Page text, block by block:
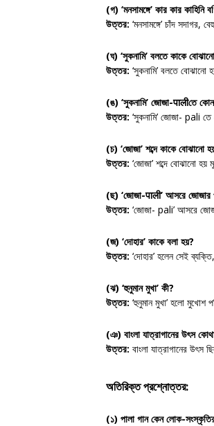
(গ) ‘মনসামঙ্গে’ কার কার কাহিনি
উত্তর: ‘মনসামঙ্গে’ চাঁদ সদাগর,
(ঘ) ‘সুকনামি’ বলতে কাকে
উত্তর: ‘সুকনামি’ বলতে বোঝানো
(ঙ) ‘সুকনামি’ জোজা-पालीতে
উত্তর: ‘সুকনামি’ জোজা- pali তে
(চ) ‘জোজা’ শব্দে কাকে বোঝানো
উত্তর: ‘জোজা’ শব্দে বোঝানো হয়
(ছ) ‘জোজা-पाली’ আসরে জোজার
উত্তর: ‘জোজা- pali’ আসরে
(জ) ‘দোহার’ কাকে বলা হয়?
উত্তর: ‘দোহার’ হলেন সেই
(ঝ) ‘হুনুমান মুখা’ কী?
উত্তর: ‘হুনুমান মুখা’ হলো মুখোশ
(ঞ) বাংলা যাত্রাগানের উৎস
উত্তর: বাংলা যাত্রাগানের উৎস
অতিরিক্ত প্রশ্নোত্তর:
(১) পালা গান কেন লোক-